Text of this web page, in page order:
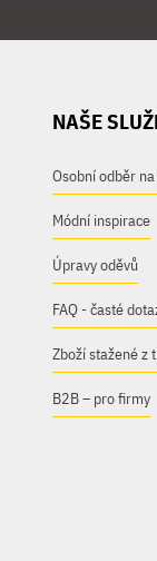
NAŠE
Osobní odběr
Módní inspirace
Úpravy oděvů
FAQ - časté
Zboží stažené z
B2B – pro firmy